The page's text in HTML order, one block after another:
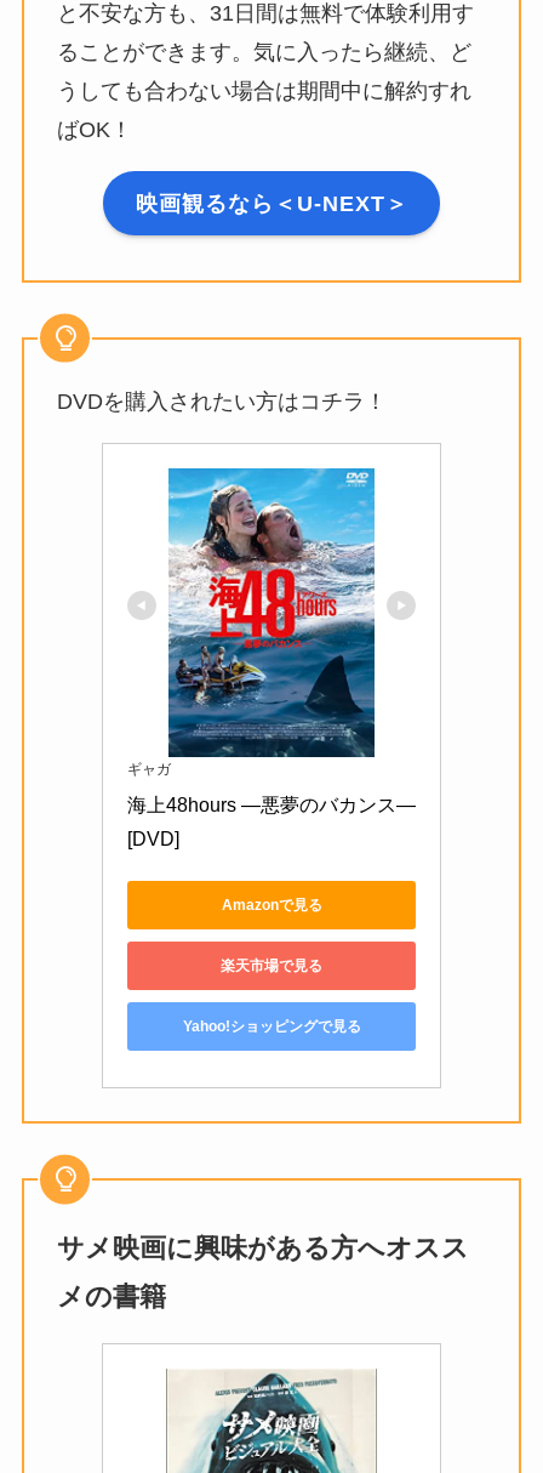
と不安な方も、31日間は無料で体験利用す
ることができます。気に入ったら継続、ど
うしても合わない場合は期間中に解約すれ
ばOK！
映画観るなら＜U-NEXT＞
DVDを購入されたい方はコチラ！
ギャガ
海上48hours ―悪夢のバカンス―
[DVD]
Amazonで見る
楽天市場で見る
Yahoo!ショッピングで見る
サメ映画に興味がある方へオスス
メの書籍